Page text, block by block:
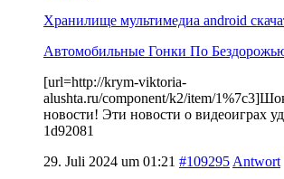
Хранилище мультимедиа android
Автомобильные Гонки По
[url=http://krym-viktoria-
alushta.ru/component/k2/item/
новости! Эти новости о видеоиграх
1d92081
29. Juli 2024 um 01:21 #109295 Antwort